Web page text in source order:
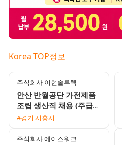
Korea TOP정보
주식회사 이현솔루텍
안산 반월공단 가전제품
조립 생산직 채용 (주급
정산 가능 및 통근버스 운
#경기 시흥시
주식회사 에이스워크